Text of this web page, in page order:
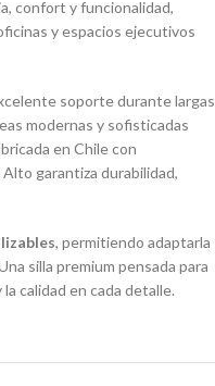
confort y funcionalidad,
y espacios ejecutivos
soporte durante largas
modernas y sofisticadas
en Chile con
Alto garantiza durabilidad,
, permitiendo adaptarla
silla premium pensada para
calidad en cada detalle.